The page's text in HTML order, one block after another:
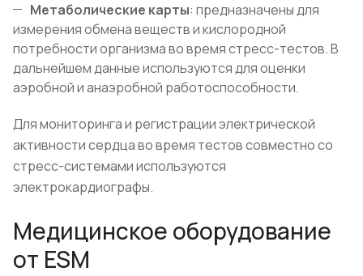
Метаболические карты: предназначены для
измерения обмена веществ и кислородной
потребности организма во время стресс-тестов. В
дальнейшем данные используются для оценки
аэробной и анаэробной работоспособности.
Для мониторинга и регистрации электрической
активности сердца во время тестов совместно со
стресс-системами используются
электрокардиографы.
Медицинское оборудование
от ESM